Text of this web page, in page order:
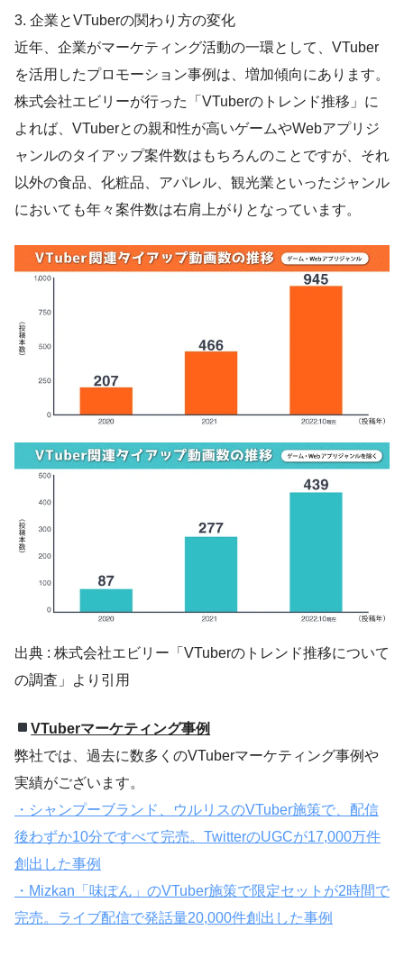
3. 企業とVTuberの関わり方の変化
近年、企業がマーケティング活動の一環として、VTuber
を活用したプロモーション事例は、増加傾向にあります。
株式会社エビリーが行った「VTuberのトレンド推移」に
よれば、VTuberとの親和性が高いゲームやWebアプリジ
ャンルのタイアップ案件数はもちろんのことですが、それ
以外の食品、化粧品、アパレル、観光業といったジャンル
においても年々案件数は右肩上がりとなっています。
出典 : 株式会社エビリー「VTuberのトレンド推移について
の調査」より引用
VTuberマーケティング事例
弊社では、過去に数多くのVTuberマーケティング事例や
実績がございます。
・シャンプーブランド、ウルリスのVTuber施策で、配信
後わずか10分ですべて完売。TwitterのUGCが17,000万件
創出した事例
・Mizkan「味ぽん」のVTuber施策で限定セットが2時間で
完売。ライブ配信で発話量20,000件創出した事例